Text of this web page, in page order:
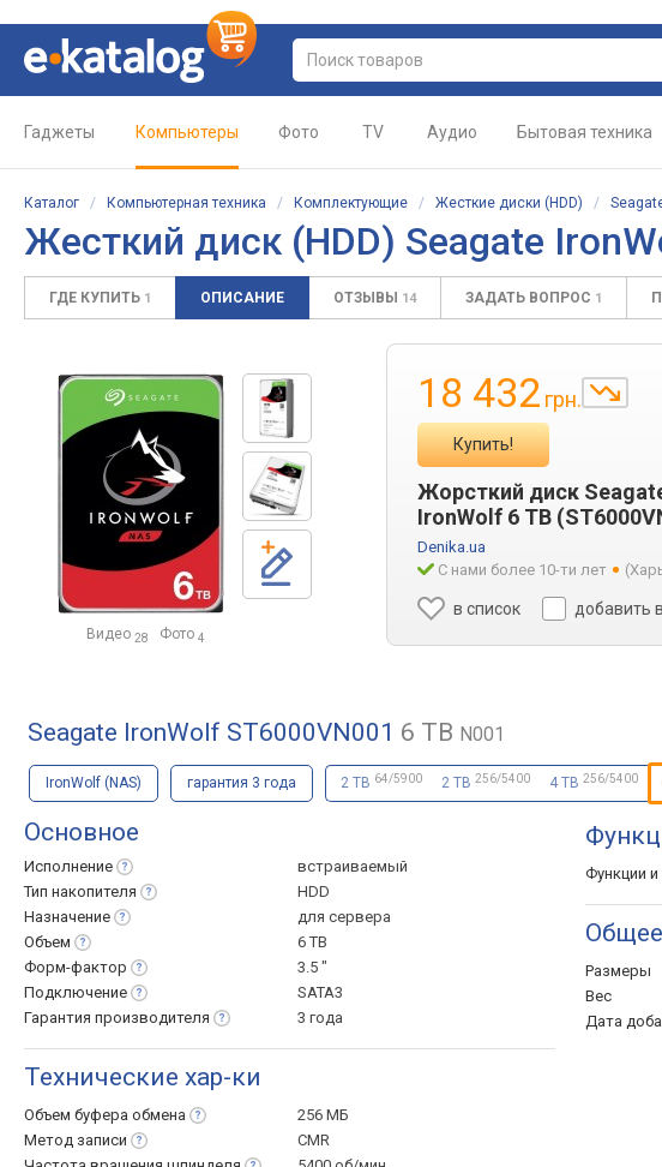
Гаджеты Компьютеры Фото TV Аудио Бытовая техника
Каталог / Компьютерная техника / Комплектующие / Жесткие диски (HDD) /
Жесткий диск (HDD) Seagate
ГДЕ КУПИТЬ 1 ОПИСАНИЕ ОТЗЫВЫ 14 ЗАДАТЬ ВОПРОС 1
Видео 28 Фото 4
18 432 грн.
Купить!
Жорсткий диск
IronWolf 6 TB
Denika.ua
С нами более 10-ти лет
в список добавить
Seagate IronWolf ST6000VN001 6 TB N001
IronWolf (NAS) гарантия 3 года 2 TB 64/5900 2 TB 256/5400 4 TB 256/5400
Основное
Исполнение
встраиваемый
Тип накопителя
HDD
Назначение
для сервера
Объем
6 TB
Форм-фактор
3.5 "
Подключение
SATA3
Гарантия производителя 3 года
Технические хар-ки
Объем буфера обмена
256 МБ
Метод записи
CMR
Функции и
Общее
Размеры
Вес
Дата